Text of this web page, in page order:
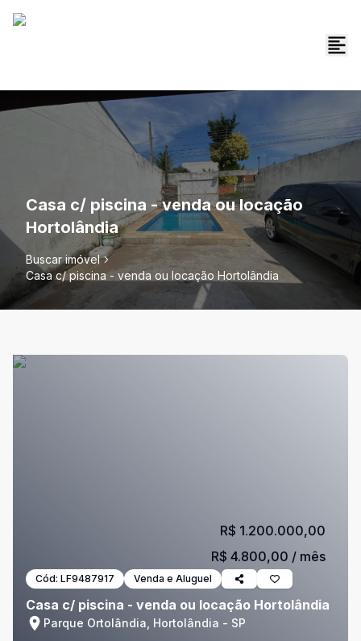
Casa c/ piscina - venda ou locação
Hortolândia
Buscar imóvel
Casa c/ piscina - venda ou locação Hortolândia
Cód: LF9487917 Venda e Aluguel
Casa c/ piscina - venda ou locação Hortolândia
Parque Ortolândia, Hortolândia - SP
R$ 1.200.000,00
R$ 4.800,00 / mês